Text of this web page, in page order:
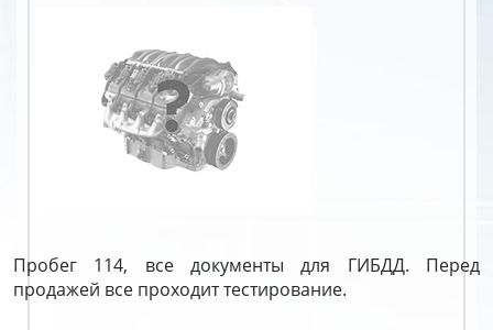
Пробег 114, все документы для ГИБДД. Перед
продажей все проходит тестирование.